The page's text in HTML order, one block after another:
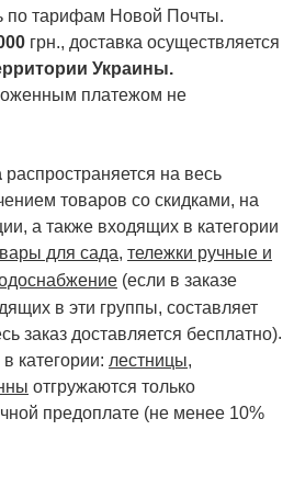
по тарифам Новой Почты.
грн., доставка осуществляется
Украины.
платежом не
распространяется на весь
товаров со скидками, на
а также входящих в категории
для сада, тележки ручные и
(если в заказе
в эти группы, составляет
заказ доставляется бесплатно).
категории: лестницы,
отгружаются только
предоплате (не менее 10%